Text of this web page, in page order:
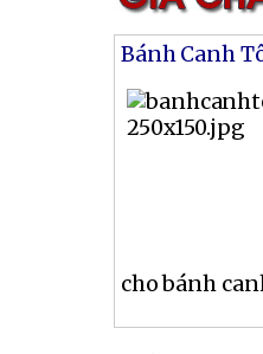
Bánh Canh
cho bánh